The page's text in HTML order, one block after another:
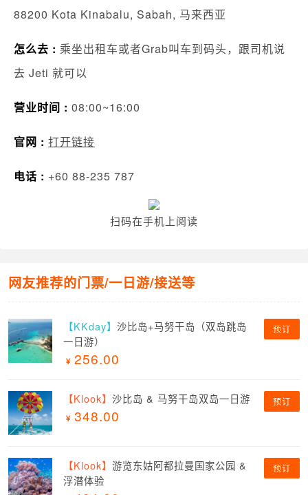
88200 Kota Kinabalu, Sabah, 马来西亚
怎么去 : 乘坐出租车或者Grab叫车到码头，跟司机说
去 Jeti 就可以
营业时间 : 08:00~16:00
官网 : 打开链接
电话 : +60 88-235 787
扫码在手机上阅读
网友推荐的门票/一日游/接送等
【KKday】 沙比岛+马努干岛（双岛跳岛
一日游）
256.00
预订
【Klook】 沙比岛 & 马努干岛双岛一日游
348.00
预订
【Klook】 游览东姑阿都拉曼国家公园 &
浮潜体验
预订